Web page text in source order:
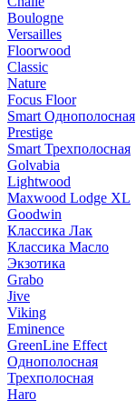
Boulogne
Versailles
Floorwood
Classic
Nature
Focus Floor
Smart Однополосная
Prestige
Smart Трехполосная
Golvabia
Lightwood
Maxwood Lodge XL
Goodwin
Классика Лак
Классика Масло
Экзотика
Grabo
Jive
Viking
Eminence
GreenLine Effect
Однополосная
Трехполосная
Haro